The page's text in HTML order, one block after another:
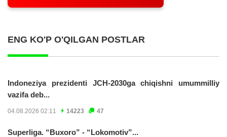
ENG KO'P O'QILGAN POSTLAR
Indoneziya prezidenti JCH-2030ga chiqishni umummilliy
vazifa deb...
04.08.2026 02:11 14223 47
Superliga. “Buxoro” - “Lokomotiv”...